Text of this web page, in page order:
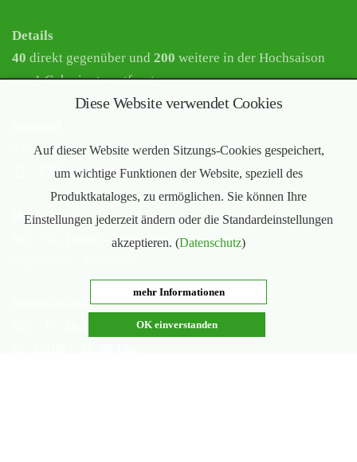
Details
40 direkt gegenüber und 200 weitere in der Hochsaison
nur 1 Gehminute entfernt
2 Gehminuten bis zum Bahnhof Bürstadt
Öffnungszeiten
Hochsaison
10:00 – 20:00 Uhr
16:00 – 20:00 Uhr
Diese Website verwendet Cookies
Auf dieser Website werden Sitzungs-Cookies gespeichert,
um wichtige Funktionen der Website, speziell des
Produktkataloges, zu ermöglichen. Sie können Ihre
Einstellungen jederzeit ändern oder die Standardeinstellungen
akzeptieren. (Datenschutz)
mehr Informationen
OK einverstanden